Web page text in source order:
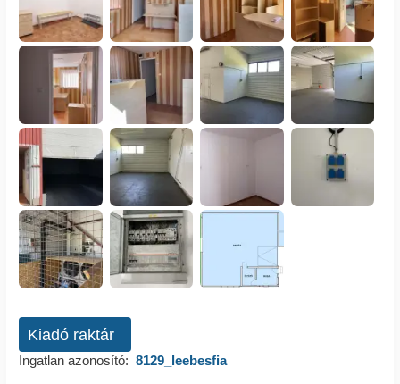
Kiadó raktár
Ingatlan azonosító: 8129_leebesfia